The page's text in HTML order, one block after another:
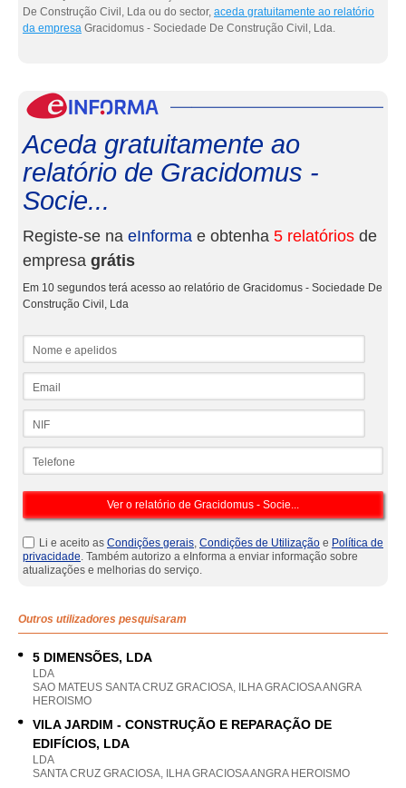
De Construção Civil, Lda ou do sector, aceda gratuitamente ao relatório
da empresa Gracidomus - Sociedade De Construção Civil, Lda.
Aceda gratuitamente ao
relatório de Gracidomus -
Socie...
Registe-se na eInforma e obtenha 5 relatórios de
empresa grátis
Em 10 segundos terá acesso ao relatório de Gracidomus - Sociedade De
Construção Civil, Lda
Li e aceito as Condições gerais, Condições de Utilização e Política de
privacidade. Também autorizo a eInforma a enviar informação sobre
atualizações e melhorias do serviço.
Outros utilizadores pesquisaram
5 DIMENSÕES, LDA
LDA
SAO MATEUS SANTA CRUZ GRACIOSA, ILHA GRACIOSA ANGRA
HEROISMO
VILA JARDIM - CONSTRUÇÃO E REPARAÇÃO DE
EDIFÍCIOS, LDA
LDA
SANTA CRUZ GRACIOSA, ILHA GRACIOSA ANGRA HEROISMO